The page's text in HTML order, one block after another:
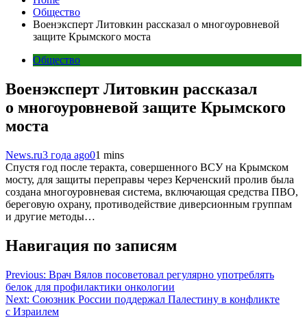
Общество
Военэксперт Литовкин рассказал о многоуровневой
защите Крымского моста
Общество
Военэксперт Литовкин рассказал
о многоуровневой защите Крымского
моста
News.ru3 года ago01 mins
Спустя год после теракта, совершенного ВСУ на Крымском
мосту, для защиты переправы через Керченский пролив была
создана многоуровневая система, включающая средства ПВО,
береговую охрану, противодействие диверсионным группам
и другие методы…
Навигация по записям
Previous: Врач Вялов посоветовал регулярно употреблять
белок для профилактики онкологии
Next: Союзник России поддержал Палестину в конфликте
с Израилем